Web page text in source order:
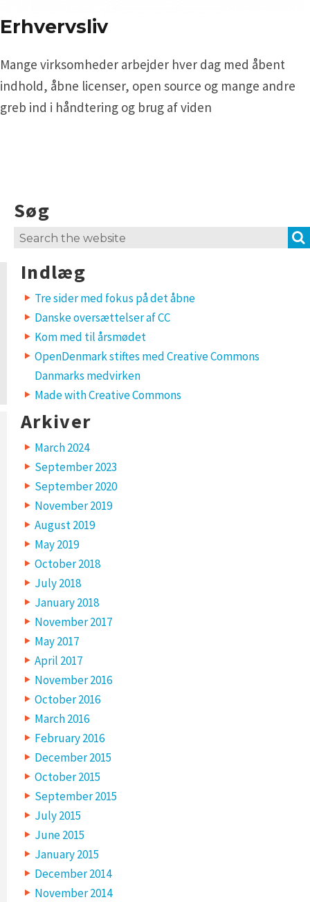
Erhvervsliv
Mange virksomheder arbejder hver dag med åbent
indhold, åbne licenser, open source og mange andre
greb ind i håndtering og brug af viden
Søg
Search
Indlæg
Tre sider med fokus på det åbne
Danske oversættelser af CC
Kom med til årsmødet
OpenDenmark stiftes med Creative Commons
Danmarks medvirken
Made with Creative Commons
Arkiver
March 2024
September 2023
September 2020
November 2019
August 2019
May 2019
October 2018
July 2018
January 2018
November 2017
May 2017
April 2017
November 2016
October 2016
March 2016
February 2016
December 2015
October 2015
September 2015
July 2015
June 2015
January 2015
December 2014
November 2014